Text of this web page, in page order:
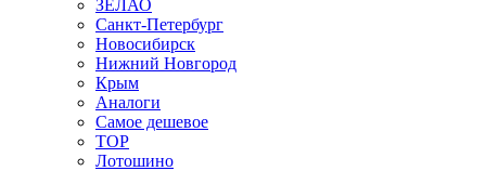
ЗЕЛАО
Санкт-Петербург
Новосибирск
Нижний Новгород
Крым
Аналоги
Самое дешевое
TOP
Лотошино